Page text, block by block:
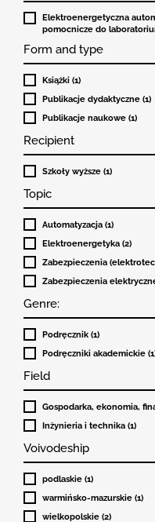
Elektroenergetyczna
pomocnicze do
Form and type
Książki (1)
Publikacje dydaktyczne (1)
Publikacje naukowe (1)
Recipient
Szkoły wyższe (1)
Topic
Automatyzacja (1)
Elektroenergetyka (2)
Zabezpieczenia
Zabezpieczenia
Genre:
Podręcznik (1)
Podręczniki akademickie
Field
Gospodarka, ekonomia,
Inżynieria i technika (1)
Voivodeship
podlaskie (1)
warmińsko-mazurskie (1)
wielkopolskie (2)